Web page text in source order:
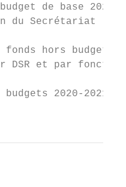
de base
du
hors budget
par DSR et par
2020-2021